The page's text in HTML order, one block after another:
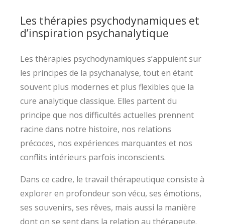
Les thérapies psychodynamiques et
d’inspiration psychanalytique
Les thérapies psychodynamiques s’appuient sur
les principes de la psychanalyse, tout en étant
souvent plus modernes et plus flexibles que la
cure analytique classique. Elles partent du
principe que nos difficultés actuelles prennent
racine dans notre histoire, nos relations
précoces, nos expériences marquantes et nos
conflits intérieurs parfois inconscients.
Dans ce cadre, le travail thérapeutique consiste à
explorer en profondeur son vécu, ses émotions,
ses souvenirs, ses rêves, mais aussi la manière
dont on se sent dans la relation au thérapeute.